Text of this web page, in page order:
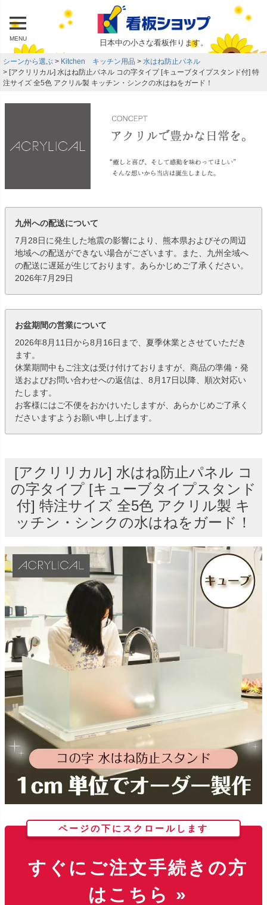
MENU 日本中の小さな看板作ります。
シーンから選ぶ Kitchen キッチン用品
水はね防止パネル
[アクリリカル] 水はね防止パネル コの字タイプ [キューブタイプスタンド付] 特
注サイズ 全5色 アクリル製 キッチン・シンクの水はねをガード！
九州への配送について
7月28日に発生した地震の影響により、熊本県およびその周辺
地域への配送ができない場合がございます。また、九州全域へ
の配送に遅延が生じております。あらかじめご了承ください。
2026年7月29日
お盆期間の営業について
2026年8月11日から8月16日まで、夏季休業とさせていただき
ます。
休業期間中もご注文は受け付けておりますが、商品の準備・発
送およびお問い合わせへの返信は、8月17日以降、順次対応い
たします。
お客様にはご不便をおかけいたしますが、あらかじめご了承く
ださいますようお願い申し上げます。
[アクリリカル] 水はね防止パネル コ
の字タイプ [キューブタイプスタンド
付] 特注サイズ 全5色 アクリル製 キ
ッチン・シンクの水はねをガード！
ページの下にスクロールします
すぐにご注文手続きの方
はこちら »